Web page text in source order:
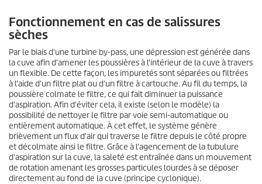
Fonctionnement en cas de salissures
sèches
Par le biais d'une turbine by-pass, une dépression est générée dans
la cuve afin d'amener les poussières à l'intérieur de la cuve à travers
un flexible. De cette façon, les impuretés sont séparées ou filtrées
à l'aide d'un filtre plat ou d'un filtre à cartouche. Au fil du temps, la
poussière colmate le filtre, ce qui fait diminuer la puissance
d'aspiration. Afin d'éviter cela, il existe (selon le modèle) la
possibilité de nettoyer le filtre par voie semi-automatique ou
entièrement automatique. À cet effet, le système génère
brièvement un flux d'air qui traverse le filtre depuis le côté propre
et décolmate ainsi le filtre. Grâce à l'agencement de la tubulure
d'aspiration sur la cuve, la saleté est entraînée dans un mouvement
de rotation amenant les grosses particules lourdes à se déposer
directement au fond de la cuve (principe cyclonique).